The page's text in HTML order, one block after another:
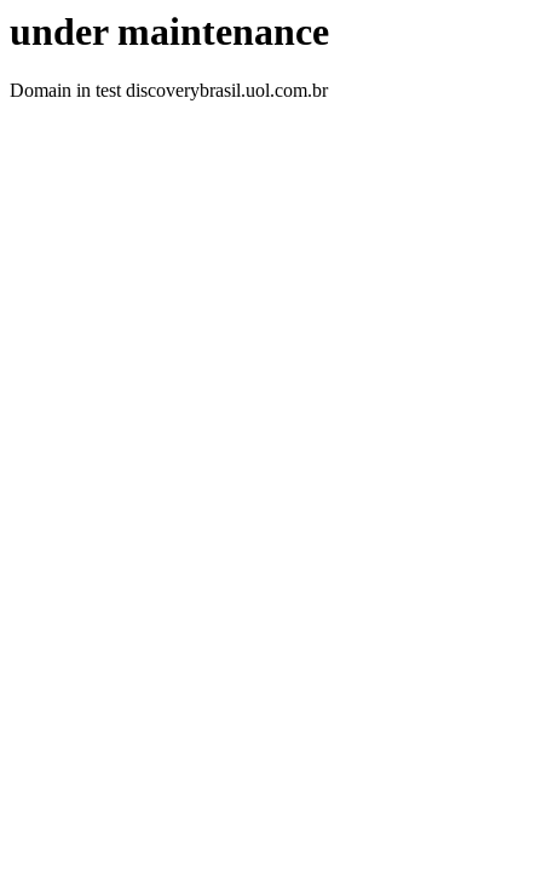
under maintenance
Domain in test discoverybrasil.uol.com.br